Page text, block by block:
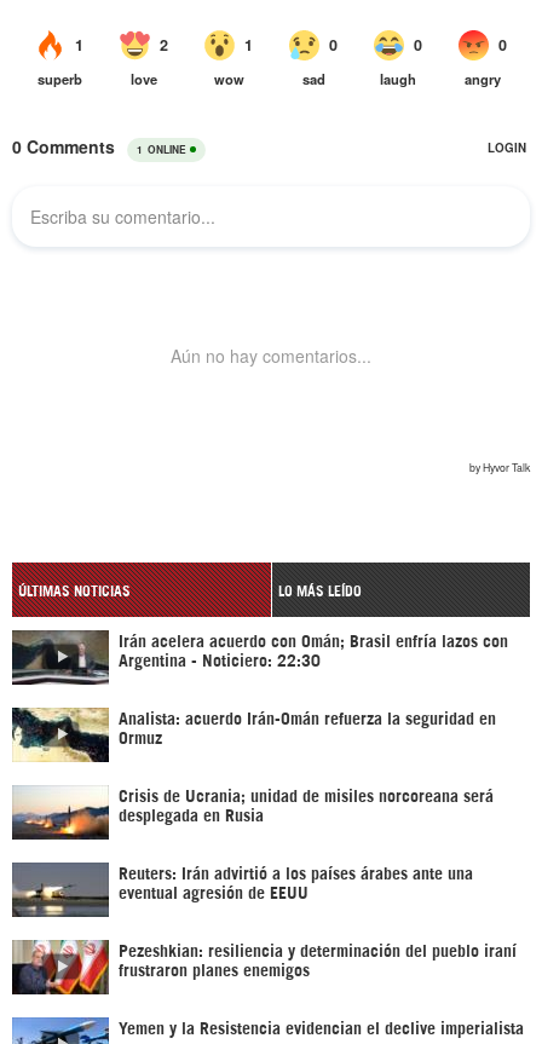
ÚLTIMAS NOTICIAS LO MÁS LEÍDO
Irán acelera acuerdo con Omán; Brasil enfría lazos con
Argentina - Noticiero: 22:30
Analista: acuerdo Irán-Omán refuerza la seguridad en
Ormuz
Crisis de Ucrania; unidad de misiles norcoreana será
desplegada en Rusia
Reuters: Irán advirtió a los países árabes ante una
eventual agresión de EEUU
Pezeshkian: resiliencia y determinación del pueblo iraní
frustraron planes enemigos
Yemen y la Resistencia evidencian el declive imperialista